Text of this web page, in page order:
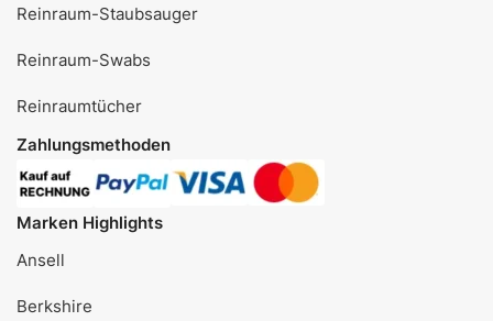
Reinraum-Staubsauger
Reinraum-Swabs
Reinraumtücher
Zahlungsmethoden
Marken Highlights
Ansell
Berkshire